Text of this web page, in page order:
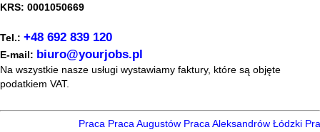
KRS: 0001050669
Tel.: +48 692 839 120
E-mail: biuro@yourjobs.pl
Na wszystkie nasze usługi wystawiamy faktury, które są objęte
podatkiem VAT.
Praca Praca Augustów Praca Aleksandrów Łódzki